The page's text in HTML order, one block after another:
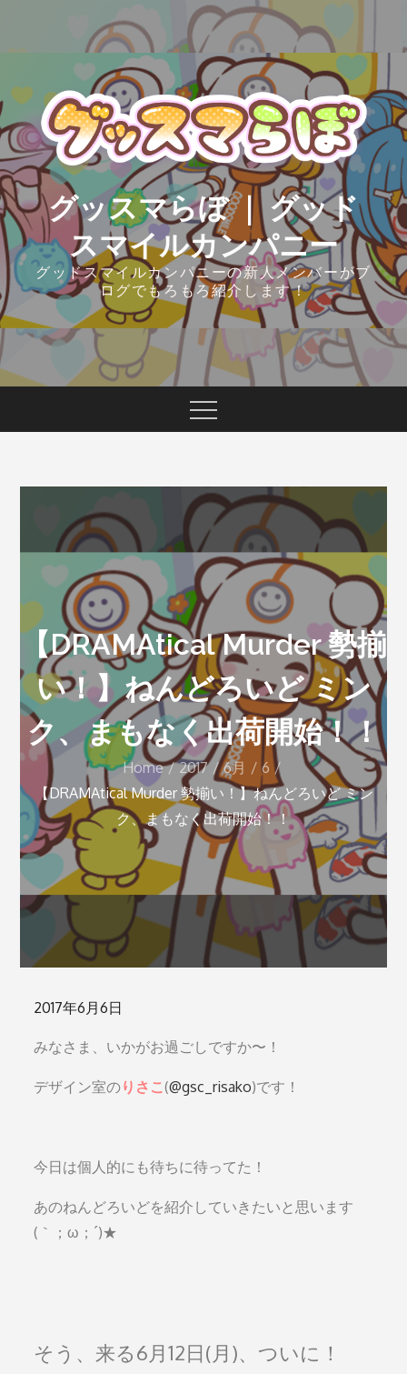
グッスマらぼ ｜ グッド
スマイルカンパニー
グッドスマイルカンパニーの新人メンバーがブ
ログでもろもろ紹介します！
【DRAMAtical Murder 勢揃
い！】ねんどろいど ミン
ク、まもなく出荷開始！！
Home 2017 6月
6
【DRAMAtical Murder 勢揃い！】ねんどろいど ミン
ク、まもなく出荷開始！！
Posted
2017年6月6日
みなさま、いかがお過ごしですか〜！
デザイン室のりさこ(@gsc_risako)です！
今日は個人的にも待ちに待ってた！
あのねんどろいどを紹介していきたいと思います
(｀；ω；´)★
そう、来る6月12日(月)、ついに！